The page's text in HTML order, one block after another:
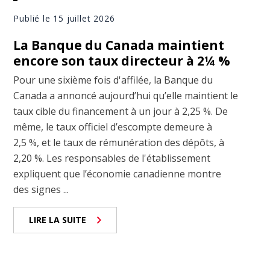
Publié le 15 juillet 2026
La Banque du Canada maintient
encore son taux directeur à 2¼ %
Pour une sixième fois d'affilée, la Banque du
Canada a annoncé aujourd’hui qu’elle maintient le
taux cible du financement à un jour à 2,25 %. De
même, le taux officiel d’escompte demeure à
2,5 %, et le taux de rémunération des dépôts, à
2,20 %. Les responsables de l'établissement
expliquent que l’économie canadienne montre
des signes ...
LIRE LA SUITE